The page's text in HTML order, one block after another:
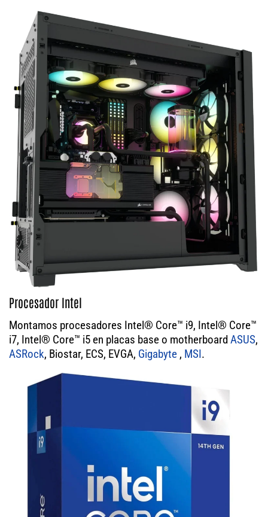
Procesador Intel
Montamos procesadores Intel® Core™ i9, Intel® Core™
i7, Intel® Core™ i5 en placas base o motherboardASUS,
ASRock, Biostar, ECS, EVGA, Gigabyte , MSI.